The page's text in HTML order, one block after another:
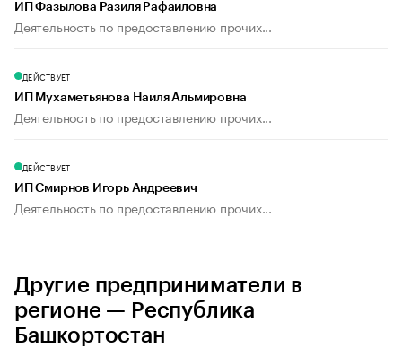
ИП Фазылова Разиля Рафаиловна
Деятельность по предоставлению прочих...
ДЕЙСТВУЕТ
ИП Мухаметьянова Наиля Альмировна
Деятельность по предоставлению прочих...
ДЕЙСТВУЕТ
ИП Смирнов Игорь Андреевич
Деятельность по предоставлению прочих...
Другие предприниматели в
регионе — Республика
Башкортостан